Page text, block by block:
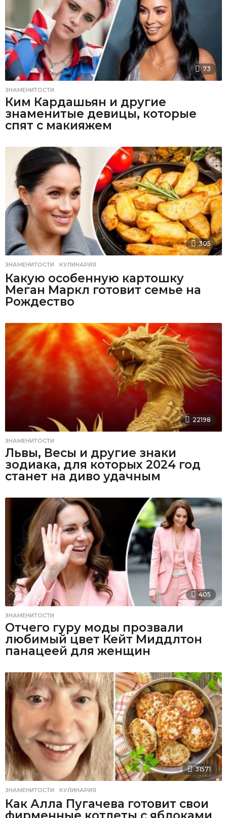
73
ЗНАМЕНИТОСТИ
Ким Кардашьян и другие
знаменитые девицы, которые
спят с макияжем
305
ЗНАМЕНИТОСТИ ,КУЛИНАРИЯ
Какую особенную картошку
Меган Маркл готовит семье на
Рождество
22198
ЗНАМЕНИТОСТИ
Львы, Весы и другие знаки
зодиака, для которых 2024 год
станет на диво удачным
405
ЗНАМЕНИТОСТИ
Отчего гуру моды прозвали
любимый цвет Кейт Миддлтон
панацеей для женщин
31571
ЗНАМЕНИТОСТИ ,КУЛИНАРИЯ
Как Алла Пугачева готовит свои